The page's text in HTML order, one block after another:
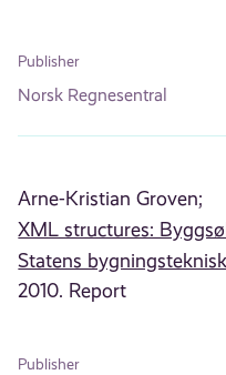
Publisher
Norsk Regnesentral
Arne-Kristian Groven;
XML structures:
Statens
2010. Report
Publisher